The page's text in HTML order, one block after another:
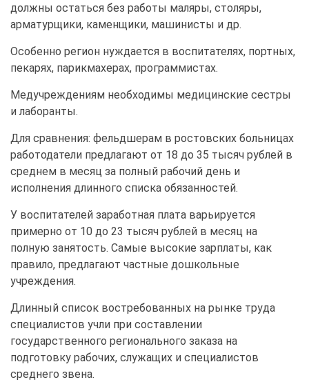
должны остаться без работы маляры, столяры,
арматурщики, каменщики, машинисты и др.
Особенно регион нуждается в воспитателях, портных,
пекарях, парикмахерах, программистах.
Медучреждениям необходимы медицинские сестры
и лаборанты.
Для сравнения: фельдшерам в ростовских больницах
работодатели предлагают от 18 до 35 тысяч рублей в
среднем в месяц за полный рабочий день и
исполнения длинного списка обязанностей.
У воспитателей заработная плата варьируется
примерно от 10 до 23 тысяч рублей в месяц на
полную занятость. Самые высокие зарплаты, как
правило, предлагают частные дошкольные
учреждения.
Длинный список востребованных на рынке труда
специалистов учли при составлении
государственного регионального заказа на
подготовку рабочих, служащих и специалистов
среднего звена.